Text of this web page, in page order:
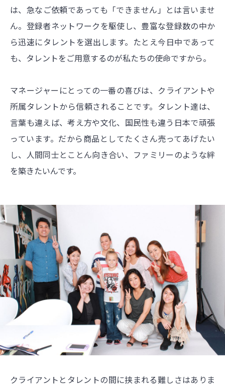
は、急なご依頼であっても「できません」とは言いませ
ん。登録者ネットワークを駆使し、豊富な登録数の中か
ら迅速にタレントを選出します。たとえ今日中であって
も、タレントをご用意するのが私たちの使命ですから。
マネージャーにとっての一番の喜びは、クライアントや
所属タレントから信頼されることです。タレント達は、
言葉も違えば、考え方や文化、国民性も違う日本で頑張
っています。だから商品としてたくさん売ってあげたい
し、人間同士とことん向き合い、ファミリーのような絆
を築きたいんです。
クライアントとタレントの間に挟まれる難しさはありま